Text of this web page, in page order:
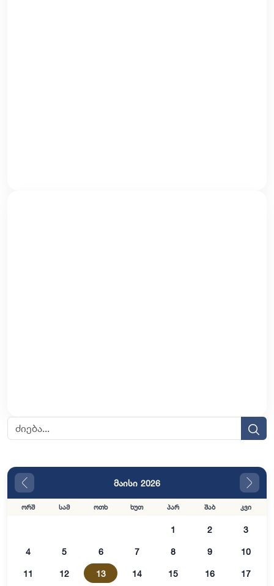
მაისი 2026
ორშ სამ ოთხ ხუთ პარ შაბ კვი
1 2 3
4 5 6 7 8 9 10
11 12 13 14 15 16 17